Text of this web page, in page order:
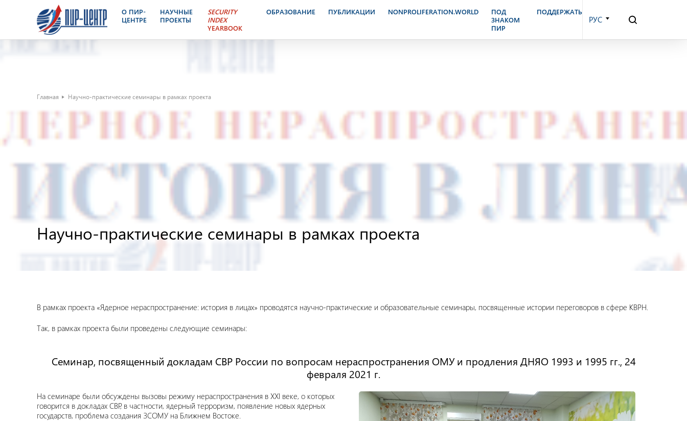
О ПИР-
ЦЕНТРЕ
НАУЧНЫЕ
ПРОЕКТЫ
SECURITY
INDEX
YEARBOOK
ОБРАЗОВАНИЕ ПУБЛИКАЦИИ NONPROLIFERATION.WORLD
ПОД
ЗНАКОМ
ПИР
ПОДДЕРЖАТЬ
РУС
Главная Научно-практические семинары в рамках проекта
Научно-практические семинары в рамках проекта
В рамках проекта «Ядерное нераспространение: история в лицах» проводятся научно-практические и образовательные семинары, посвященные истории переговоров в сфере КВРН.
Так, в рамках проекта были проведены следующие семинары:
Семинар, посвященный докладам СВР России по вопросам нераспространения ОМУ и продления ДНЯО 1993 и 1995 гг., 24
февраля 2021 г.
На семинаре были обсуждены вызовы режиму нераспространения в XXI веке, о которых
говорится в докладах СВР, в частности, ядерный терроризм, появление новых ядерных
государств, проблема создания ЗСОМУ на Ближнем Востоке.